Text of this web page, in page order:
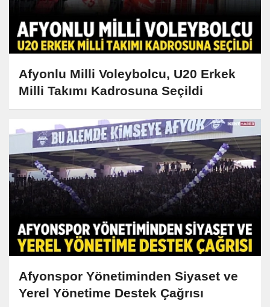
Afyonlu Milli Voleybolcu, U20 Erkek
Milli Takımı Kadrosuna Seçildi
Afyonspor Yönetiminden Siyaset ve
Yerel Yönetime Destek Çağrısı